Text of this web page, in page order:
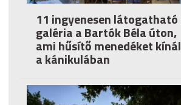
11 ingyenesen látogatható
galéria a Bartók Béla úton,
ami hűsítő menedéket kínál
a kánikulában